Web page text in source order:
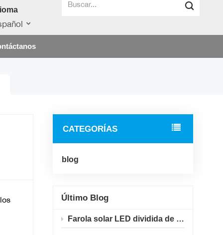
CATEGORÍAS
blog
Último Blog
Farola solar LED dividida de 20W y 40W, IP65, de aluminio fundido a presión, para proyectos de iluminación vial en pueblos rurales.